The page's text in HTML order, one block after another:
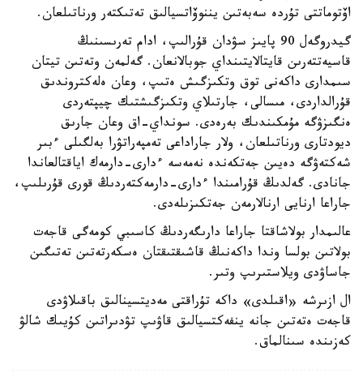
اۆتوماتتى تۇردە سەبەتىن يننوۆاتسيالىق تەتىكتەر ورناتىلعان.
گيدروگەل 90 پايىز سۋدان قۇرالىپ، ادام تەرىسىنىڭ
قاسيەتتەرىن قايتالايتىنداي جوبالانعان. گەلمەن وتەتىن تيتان
سىمدارى داكەنى توق وتكىزگىش ەتىپ، وعان ەلەكتروندىق
قۇرالداردى، مىسالى، جارتىلاي وتكىزگىشتىك چيپتەردى
ەنگىزۋگە مۇمكىندىك بەرەدى. سونداي-اق وعان جارىق
ديودتارى ورناتىلعان، ولار جاراداعى تەمپەراتۋرا بەلگىلى ءبىر
شەكتەۋگە دەيىن جەتكەندە نەمەسە ءدارى-دارمەك اياقتالعاندا
جانادى. گەلدىڭ قۇرامىندا ءدارى-دارمەكتەردىڭ قورى قۇرىلىپ،
جاراعا ارنايى ارنالارمەن جەتكىزىلەدى.
عالىمدار بولاشاقتا جاراعا دارىگەردىڭ كاسىبي كومەگى قاجەت
بولاتىن بولسا وندا داكەنىڭ قاشىقتىقتان ەسكەرتەتىن تەتىگىن
جاساۋدى ويلاستىرىپ وتىر.
ال ازىرشە «اقىلدى» داكە تۇراقتى مەديتسينالىق باقىلاۋدى
قاجەت ەتەتىن جانە ينفەكتسيالىق قاۋىپ تۋدىراتىن كۇيىك شالۋ
كەزىندە سىنالماق.